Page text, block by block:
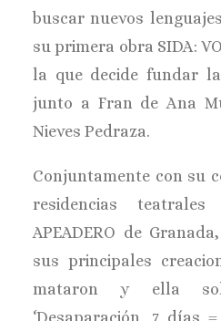
buscar nuevos
su primera obra SIDA:
la que decide fundar
junto a Fran de Ana
Nieves Pedraza.
Conjuntamente con su
residencias
APEADERO de
sus principales
mataron y ella
‘Desaparación. 7 días